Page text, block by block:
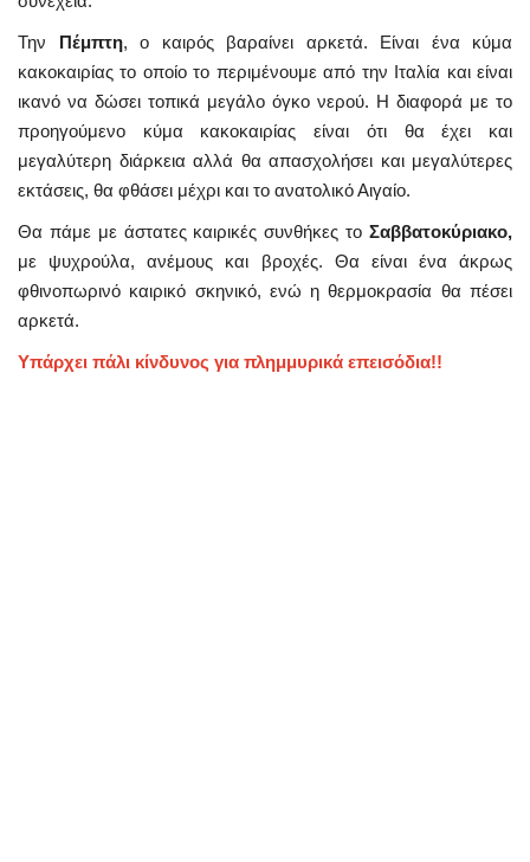
Την Πέμπτη, ο καιρός βαραίνει αρκετά. Είναι ένα κύμα
κακοκαιρίας το οποίο το περιμένουμε από την Ιταλία και είναι
ικανό να δώσει τοπικά μεγάλο όγκο νερού. Η διαφορά με το
προηγούμενο κύμα κακοκαιρίας είναι ότι θα έχει και
μεγαλύτερη διάρκεια αλλά θα απασχολήσει και μεγαλύτερες
εκτάσεις, θα φθάσει μέχρι και το ανατολικό Αιγαίο.
Θα πάμε με άστατες καιρικές συνθήκες το Σαββατοκύριακο,
με ψυχρούλα, ανέμους και βροχές. Θα είναι ένα άκρως
φθινοπωρινό καιρικό σκηνικό, ενώ η θερμοκρασία θα πέσει
αρκετά.
Υπάρχει πάλι κίνδυνος για πλημμυρικά επεισόδια!!